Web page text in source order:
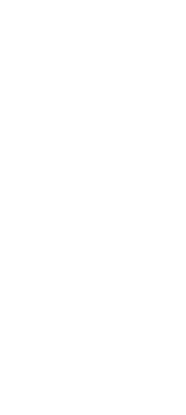
yang
ke lokasi ini